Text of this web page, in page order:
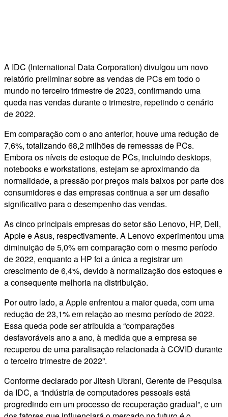
A IDC (International Data Corporation) divulgou um novo
relatório preliminar sobre as vendas de PCs em todo o
mundo no terceiro trimestre de 2023, confirmando uma
queda nas vendas durante o trimestre, repetindo o cenário
de 2022.
Em comparação com o ano anterior, houve uma redução de
7,6%, totalizando 68,2 milhões de remessas de PCs.
Embora os níveis de estoque de PCs, incluindo desktops,
notebooks e workstations, estejam se aproximando da
normalidade, a pressão por preços mais baixos por parte dos
consumidores e das empresas continua a ser um desafio
significativo para o desempenho das vendas.
As cinco principais empresas do setor são Lenovo, HP, Dell,
Apple e Asus, respectivamente. A Lenovo experimentou uma
diminuição de 5,0% em comparação com o mesmo período
de 2022, enquanto a HP foi a única a registrar um
crescimento de 6,4%, devido à normalização dos estoques e
a consequente melhoria na distribuição.
Por outro lado, a Apple enfrentou a maior queda, com uma
redução de 23,1% em relação ao mesmo período de 2022.
Essa queda pode ser atribuída a “comparações
desfavoráveis ano a ano, à medida que a empresa se
recuperou de uma paralisação relacionada à COVID durante
o terceiro trimestre de 2022”.
Conforme declarado por Jitesh Ubrani, Gerente de Pesquisa
da IDC, a “indústria de computadores pessoais está
progredindo em um processo de recuperação gradual”, e um